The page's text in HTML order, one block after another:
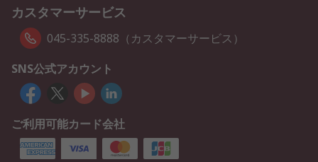
カスタマーサービス
045-335-8888（カスタマーサービス）
SNS公式アカウント
ご利用可能カード会社